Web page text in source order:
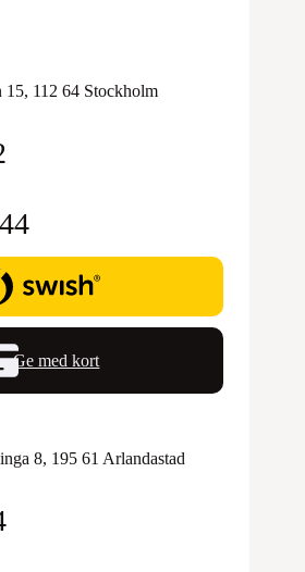
15, 112 64 Stockholm
Ge med kort
8, 195 61 Arlandastad